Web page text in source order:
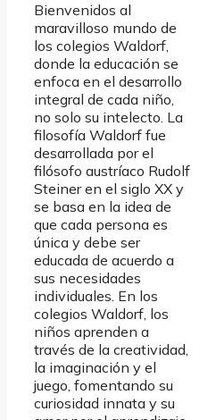
Bienvenidos al
maravilloso mundo de
los colegios Waldorf,
donde la educación se
enfoca en el desarrollo
integral de cada niño,
no solo su intelecto. La
filosofía Waldorf fue
desarrollada por el
filósofo austríaco Rudolf
Steiner en el siglo XX y
se basa en la idea de
que cada persona es
única y debe ser
educada de acuerdo a
sus necesidades
individuales. En los
colegios Waldorf, los
niños aprenden a
través de la creatividad,
la imaginación y el
juego, fomentando su
curiosidad innata y su